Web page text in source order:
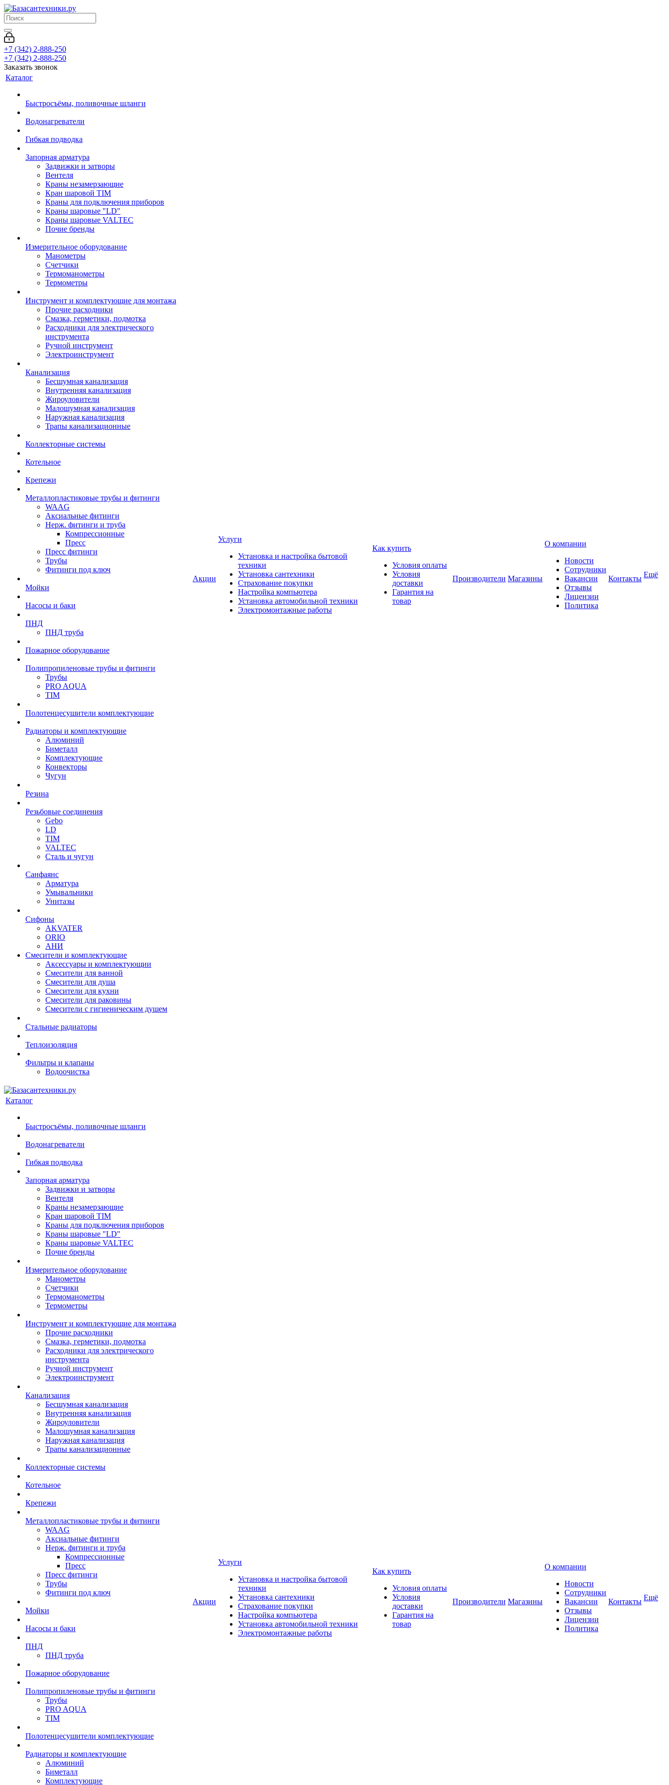
+7 (342) 2-888-250
+7 (342) 2-888-250
Заказать звонок
Каталог
Быстросъёмы, поливочные шланги
Водонагреватели
Гибкая подводка
Запорная арматура
Задвижки и затворы
Вентеля
Краны незамерзающие
Кран шаровой TIM
Краны для подключения приборов
Краны шаровые "LD"
Краны шаровые VALTEC
Почие бренды
Измерительное оборудование
Манометры
Счетчики
Термоманометры
Термометры
Инструмент и комплектующие для монтажа
Прочие расходники
Смазка, герметики, подмотка
Расходники для электрического
инструмента
Ручной инструмент
Электроинструмент
Канализация
Бесшумная канализация
Внутренняя канализация
Жироуловители
Малошумная канализация
Наружная канализация
Трапы канализационные
Коллекторные системы
Котельное
Крепежи
Металлопластиковые трубы и фитинги
WAAG
Аксиальные фитинги
Нерж. фитинги и труба
Компрессионные
Пресс
Пресс фитинги
Трубы
Фитинги под ключ
Мойки
Насосы и баки
ПНД
ПНД труба
Пожарное оборудование
Полипропиленовые трубы и фитинги
Трубы
PRO AQUA
TIM
Полотенцесушители комплектующие
Радиаторы и комплектующие
Алюминий
Биметалл
Комплектующие
Конвекторы
Чугун
Резина
Резьбовые соединения
Gebo
LD
TIM
VALTEC
Сталь и чугун
Санфаянс
Арматура
Умывальники
Унитазы
Сифоны
AKVATER
ORIO
АНИ
Смесители и комплектующие
Аксессуары и комплектующии
Смесители для ванной
Смесители для душа
Смесители для кухни
Смесители для раковины
Смесители с гигиеническим душем
Стальные радиаторы
Теплоизоляция
Фильтры и клапаны
Водоочистка
Акции
Услуги
Установка и настройка бытовой
техники
Установка сантехники
Страхование покупки
Настройка компьютера
Установка автомобильной техники
Электромонтажные работы
Как купить
Условия оплаты
Условия
доставки
Гарантия на
товар
Производители Магазины
О компании
Новости
Сотрудники
Вакансии
Отзывы
Лицензии
Политика
Контакты Ещё
Каталог
Быстросъёмы, поливочные шланги
Водонагреватели
Гибкая подводка
Запорная арматура
Задвижки и затворы
Вентеля
Краны незамерзающие
Кран шаровой TIM
Краны для подключения приборов
Краны шаровые "LD"
Краны шаровые VALTEC
Почие бренды
Измерительное оборудование
Манометры
Счетчики
Термоманометры
Термометры
Инструмент и комплектующие для монтажа
Прочие расходники
Смазка, герметики, подмотка
Расходники для электрического
инструмента
Ручной инструмент
Электроинструмент
Канализация
Бесшумная канализация
Внутренняя канализация
Жироуловители
Малошумная канализация
Наружная канализация
Трапы канализационные
Коллекторные системы
Котельное
Крепежи
Металлопластиковые трубы и фитинги
WAAG
Аксиальные фитинги
Нерж. фитинги и труба
Компрессионные
Пресс
Пресс фитинги
Трубы
Фитинги под ключ
Мойки
Насосы и баки
ПНД
ПНД труба
Пожарное оборудование
Полипропиленовые трубы и фитинги
Трубы
PRO AQUA
TIM
Полотенцесушители комплектующие
Радиаторы и комплектующие
Алюминий
Биметалл
Комплектующие
Акции
Услуги
Установка и настройка бытовой
техники
Установка сантехники
Страхование покупки
Настройка компьютера
Установка автомобильной техники
Электромонтажные работы
Как купить
Условия оплаты
Условия
доставки
Гарантия на
товар
Производители Магазины
О компании
Новости
Сотрудники
Вакансии
Отзывы
Лицензии
Политика
Контакты Ещё